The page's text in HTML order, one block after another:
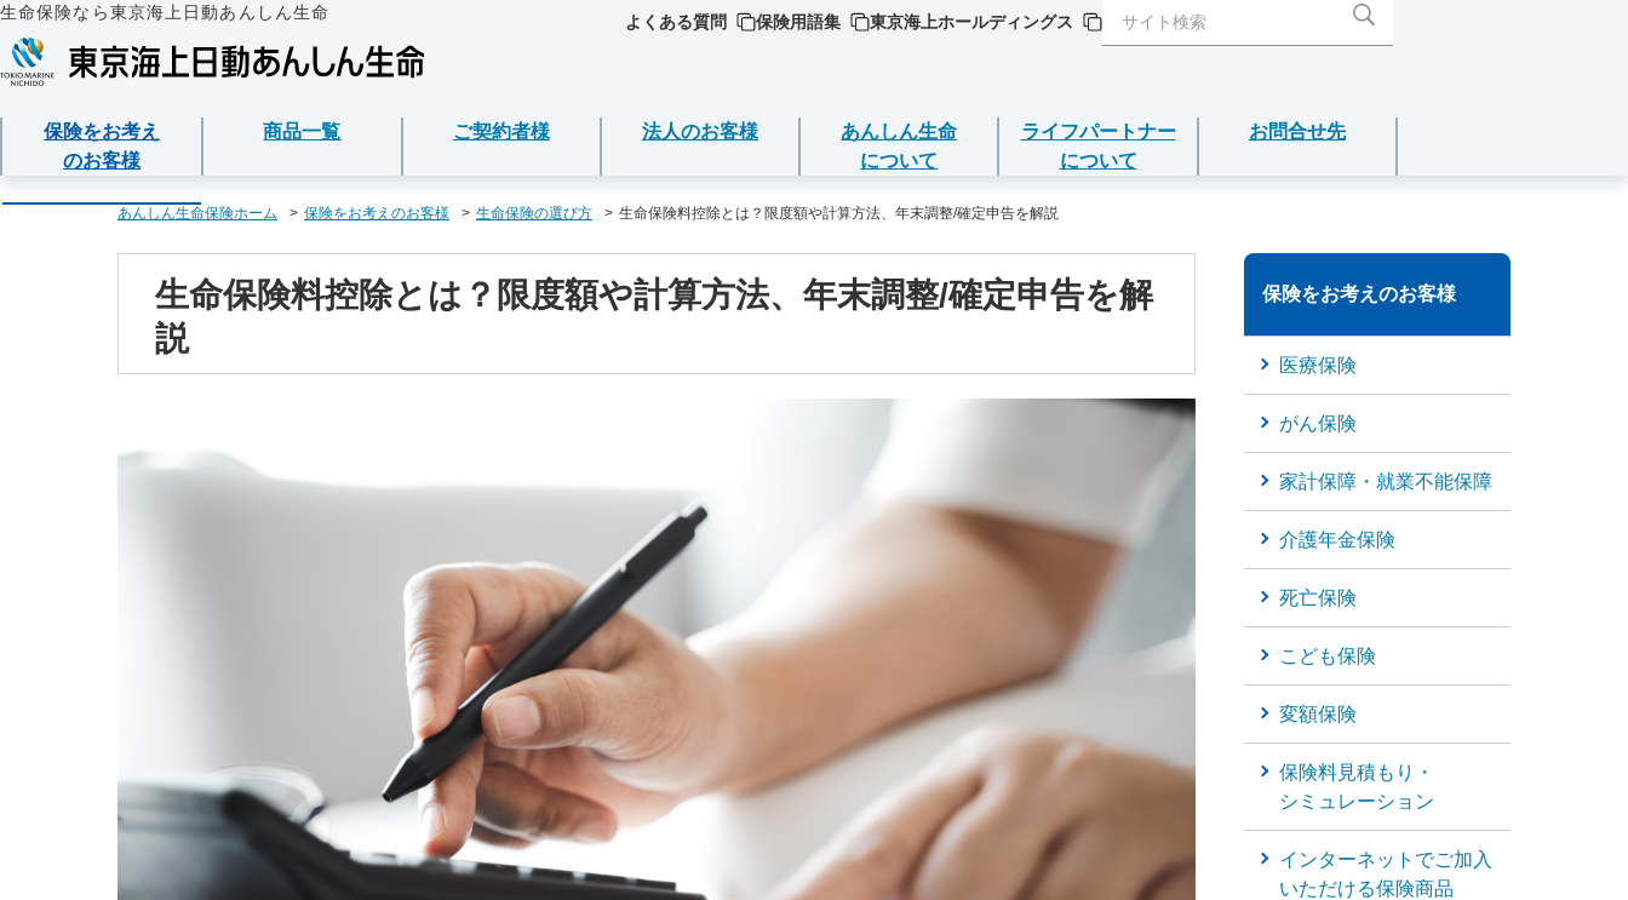
生命保険なら東京海上日動あんしん生命 よくある質問 保険用語集 東京海上ホールディングス
保険をお考え
のお客様
保険をお考えのお客様
保険をお考えのお客様TOPへ
法人向け保険商品
ご相談・ご契約の流れ
申込方法の違い
商品一覧
商品一覧
メディカルＫｉｔエール
メディカルＫｉｔエールＲ
がん保険
あんしんがん治療保険
がん診断保険Ｒ
死亡保険（終身保険・定期保険）
あんしん終身エール
終身保険
定期保険
家計保障・就業不能保障
家計保障定期保険ＮＥＯ
あんしん就業不能保障保険
こども保険
5年ごと利差配当付こども保険
個人年金保険
変額保険
ご契約者様
ご契約者様
東京海上日動マイページのご案内
保険料支払方法の変更
保険証券・控除証明書の発行・再発
変額保険・変額年金保険固有のお手
続き
総合福祉団体定期保険のお手続き
ライフイベントごとのお手続き
保険料の支払いが困難なとき
確定申告・年末調整するとき
子どもが生まれるとき
子どもが独立・就職するとき
転職・退職するとき
離婚するとき
法人のお客様
法人のお客様
法人のお客様TOPへ
企業のライフステージごとに必要な
準備とは？
あんしん生命
について
あんしん生命について
あんしん生命についてTOPへ 東京海上グループについて
サステナビリティ
採用情報
保険金等の適切なお支払いに向けた
取組み
あんしん解体新書
CMギャラリー・キャラクター紹介
ライフパートナー
について
お問合せ先
あんしん生命保険ホーム 保険をお考えのお客様 生命保険の選び方 生命保険料控除とは？限度額や計算方法、年末調整/確定申告を解説
生命保険料控除とは？限度額や計算方法、年末調整/確定申告を解
説
保険をお考えのお客様
医療保険
がん保険
家計保障・就業不能保障
介護年金保険
死亡保険
こども保険
変額保険
保険料見積もり・
シミュレーション
インターネットでご加入
いただける保険商品